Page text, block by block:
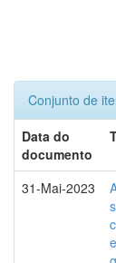
Conjunto de
Data do
documento
31-Mai-2023